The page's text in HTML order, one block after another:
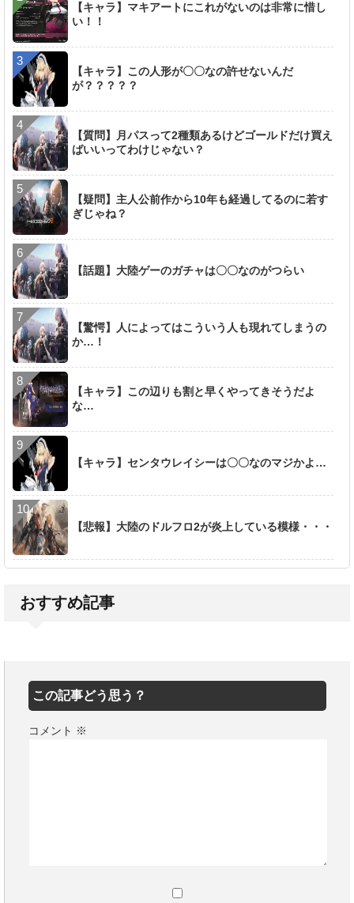
【キャラ】マキアートにこれがないのは非常に惜し
い！！
【キャラ】この人形が〇〇なの許せないんだ
が？？？？？
【質問】月パスって2種類あるけどゴールドだけ買え
ばいいってわけじゃない？
【疑問】主人公前作から10年も経過してるのに若す
ぎじゃね？
【話題】大陸ゲーのガチャは〇〇なのがつらい
【驚愕】人によってはこういう人も現れてしまうの
か…！
【キャラ】この辺りも割と早くやってきそうだよ
な…
【キャラ】センタウレイシーは〇〇なのマジかよ…
【悲報】大陸のドルフロ2が炎上している模様・・・
おすすめ記事
この記事どう思う？
コメント ※